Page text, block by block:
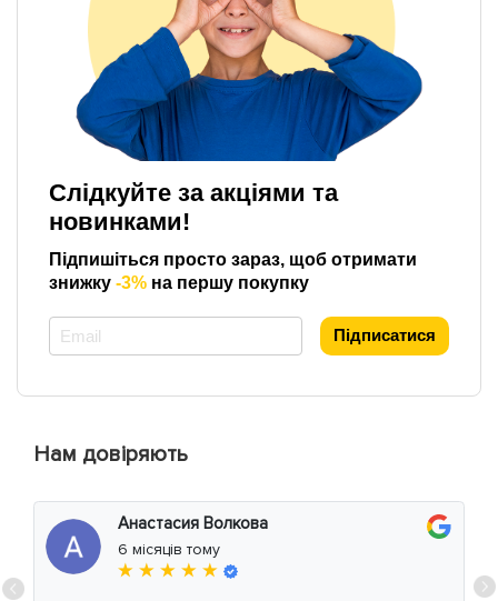
Слідкуйте за акціями та
новинками!
Підпишіться просто зараз, щоб отримати
знижку -3% на першу покупку
Підписатися
Нам довіряють
Анастасия Волкова
6 місяців тому
★ ★ ★ ★ ★